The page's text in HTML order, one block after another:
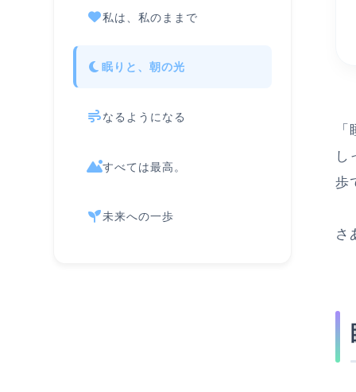
し
歩
さ
私は、私のままで
眠りと、朝の光
なるようになる
すべては最高。
未来への一歩